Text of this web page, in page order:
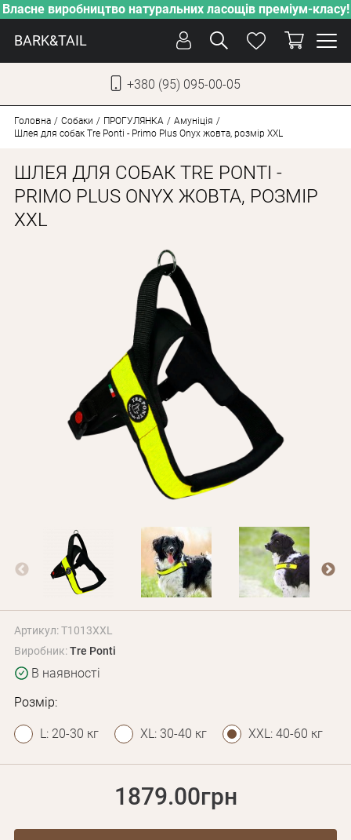
Власне виробництво натуральних ласощів преміум-класу!
BARK&TAIL
+380 (95) 095-00-05
ДОГЛЯД
ПІКЛУВАННЯ
НОВИНКИ
АКЦІЇ
ДЛЯ КОТІВ
Оплата і доставка
Програма лояльності
Про Нас
Оптовим клієнтам
Контакти
+380 (95) 095-00-05
Головна Собаки ПРОГУЛЯНКА
Амуніція
Шлея для собак Tre Ponti - Primo Plus Onyx жовта, розмір XXL
ШЛЕЯ ДЛЯ СОБАК TRE PONTI -
PRIMO PLUS ONYX ЖОВТА, РОЗМІР
XXL
Артикул: T1013XXL
Виробник:Tre Ponti
В наявності
Розмір:
L: 20-30 кг XL: 30-40 кг XXL: 40-60 кг
1879.00грн